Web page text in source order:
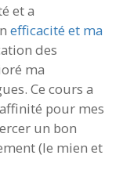
et a
efficacité et ma
des
ma
Ce cours a
pour mes
un bon
(le mien et